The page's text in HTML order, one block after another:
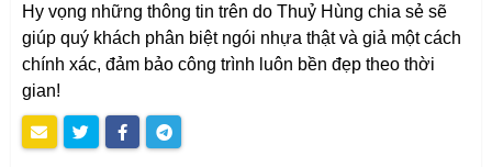
Hy vọng những thông tin trên do Thuỷ Hùng chia sẻ sẽ
giúp quý khách phân biệt ngói nhựa thật và giả một cách
chính xác, đảm bảo công trình luôn bền đẹp theo thời
gian!